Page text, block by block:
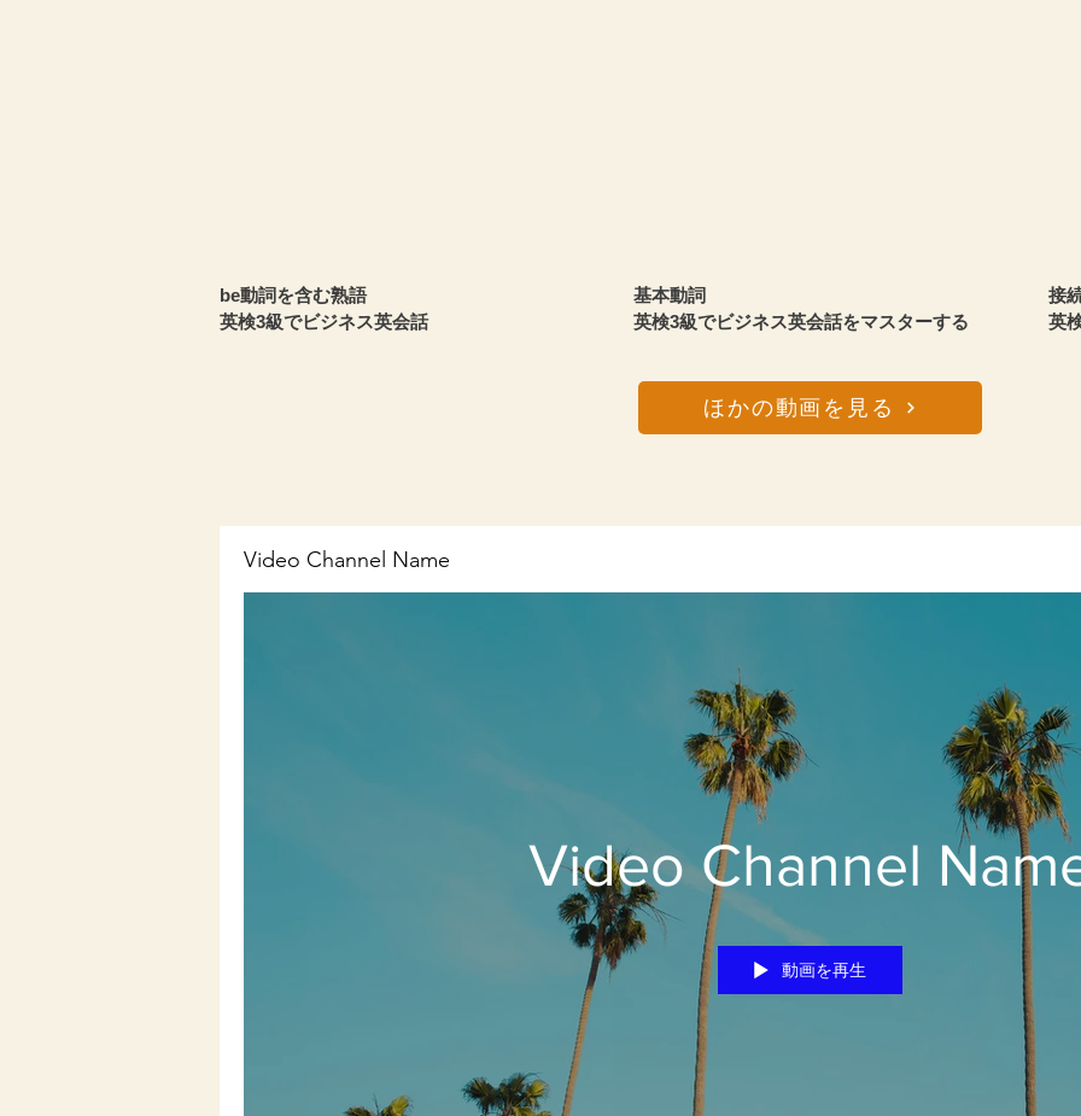
be動詞を含む熟語
英検3級でビジネス英会話
基本動詞
英検3級で​ビジネス英会話をマスターする
接
英
ほかの動画を見る
Video Channel Name
Video Channel
動画を再生